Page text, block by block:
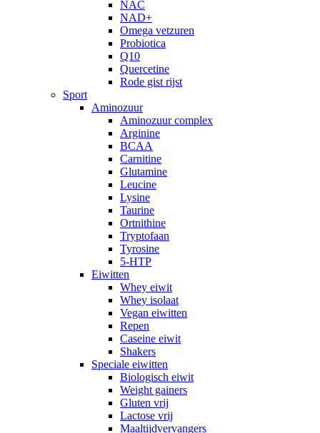
NAC
NAD+
Omega vetzuren
Probiotica
Q10
Quercetine
Rode gist rijst
Sport
Aminozuur
Aminozuur complex
Arginine
BCAA
Carnitine
Glutamine
Leucine
Lysine
Taurine
Ortnithine
Tryptofaan
Tyrosine
5-HTP
Eiwitten
Whey eiwit
Whey isolaat
Vegan eiwitten
Repen
Caseine eiwit
Shakers
Speciale eiwitten
Biologisch eiwit
Weight gainers
Gluten vrij
Lactose vrij
Maaltijdvervangers